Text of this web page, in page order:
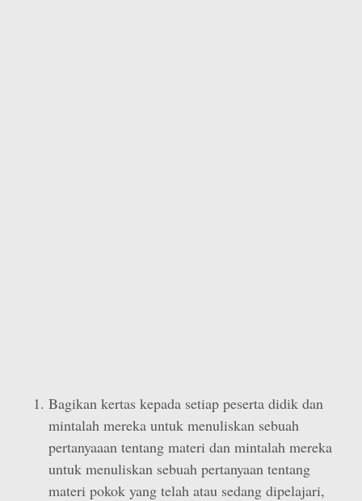
Bagikan kertas kepada setiap peserta didik dan
mintalah mereka untuk menuliskan sebuah
pertanyaaan tentang materi dan mintalah mereka
untuk menuliskan sebuah pertanyaan tentang
materi pokok yang telah atau sedang dipelajari,